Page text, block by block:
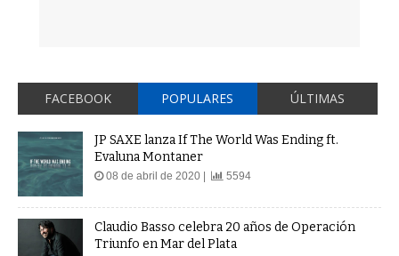
FACEBOOK POPULARES ÚLTIMAS
JP SAXE lanza If The World Was Ending ft.
Evaluna Montaner
08 de abril de 2020 | 5594
Claudio Basso celebra 20 años de Operación
Triunfo en Mar del Plata